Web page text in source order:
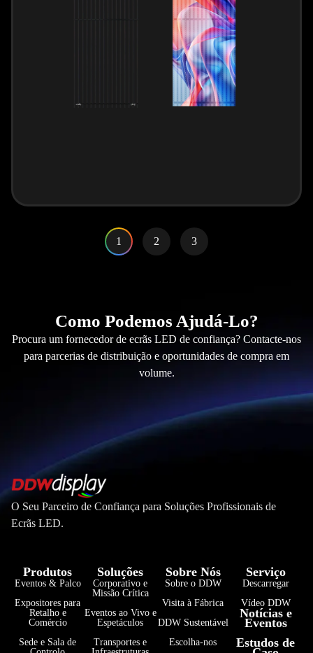
1 2 3
Como Podemos Ajudá-Lo?
Procura um fornecedor de ecrãs LED de confiança? Contacte-nos
para parcerias de distribuição e oportunidades de compra em
volume.
O Seu Parceiro de Confiança para Soluções Profissionais de
Ecrãs LED.
Produtos
Eventos & Palco
Expositores para
Retalho e
Comércio
Sede e Sala de
Soluções
Corporativo e
Missão Crítica
Eventos ao Vivo e
Espetáculos
Transportes e
Sobre Nós
Sobre o DDW
Visita à Fábrica
DDW Sustentável
Escolha-nos
Serviço
Descarregar
Vídeo DDW
Notícias e
Eventos
Estudos de
فارسی